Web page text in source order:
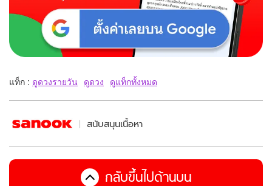
แท็ก : ดูดวงรายวัน ดูดวง ดูแท็กทั้งหมด
สนับสนุนเนื้อหา
กลับขึ้นไปด้านบน